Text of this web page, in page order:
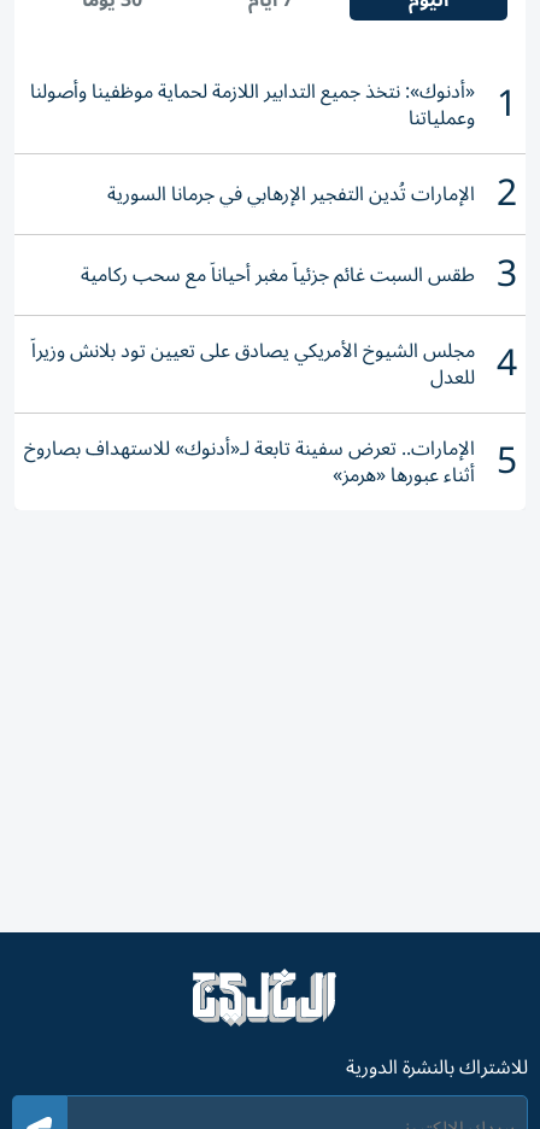
1 «أدنوك»: نتخذ جميع التدابير اللازمة لحماية موظفينا وأصولنا
وعملياتنا
2 الإمارات تُدين التفجير الإرهابي في جرمانا السورية
3 طقس السبت غائم جزئياً مغبر أحياناً مع سحب ركامية
4 مجلس الشيوخ الأمريكي يصادق على تعيين تود بلانش وزيراً
للعدل
5 الإمارات.. تعرض سفينة تابعة لـ«أدنوك» للاستهداف بصاروخ
أثناء عبورها «هرمز»
للاشتراك بالنشرة الدورية